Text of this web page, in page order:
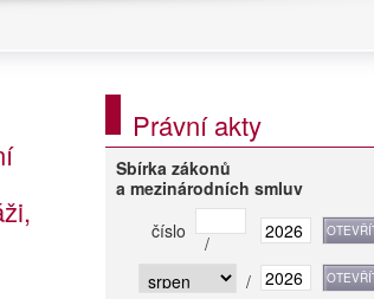
Právní akty
Sbírka zákonů
a mezinárodních smluv
číslo
/
/